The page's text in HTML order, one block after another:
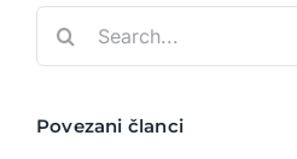
Povezani članci